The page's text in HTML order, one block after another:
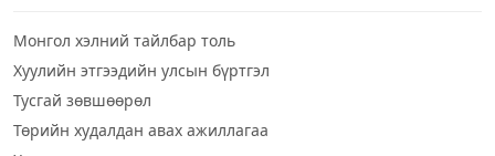
Монгол хэлний тайлбар толь
Хуулийн этгээдийн улсын бүртгэл
Тусгай зөвшөөрөл
Төрийн худалдан авах ажиллагаа